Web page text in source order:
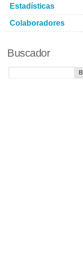
Estadísticas
Colaboradores
Buscador